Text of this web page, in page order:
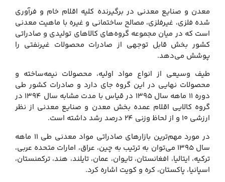
معدن و صنایع معدنی در برگیرنده کلیه اقلام خام و فرآوری
شده فلزی، غیرفلزی، مصالح ساختمانی و غیره با ماهیت معدنی
است که در میان مجموعه گروه‌های کالاهای تولیدی و صادراتی
کشور بخش قابل توجهی از صادرات محصولات غیرنفتی را
پوشش می‌دهد.
طیف وسیعی از انواع مواد اولیه، محصولات نیمه‌ساخته و
محصولات نهایی در این گروه جای دارد و صادرات کشور طی
دوره ۱۱ ماهه سال ۱۳۹۵ در قیاس با مدت مشابه سال ۱۳۹۴ در
گروه کالایی اقلام عمده بخش معدن و صنایع معدنی از نظر
ارزشی ۱۰ و از لحاظ وزنی ۲۴ درصد رشد داشته است.
در مورد مهم‌ترین بازارهای صادراتی مواد معدنی طی ۱۱ ماهه
سال ۱۳۹۵ می‌توان به ترتیب به چین، عراق، امارات متحده عربی،
ترکیه، ایتالیا، افغانستان، تایوان، عمان، تایلند، هند، ترکمنستان،
اسپانیا، پاکستان، کره و کویت اشاره کرد.